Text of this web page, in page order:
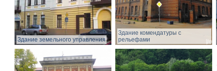
Здание земельного управления
Здание комендатуры с
рельефами